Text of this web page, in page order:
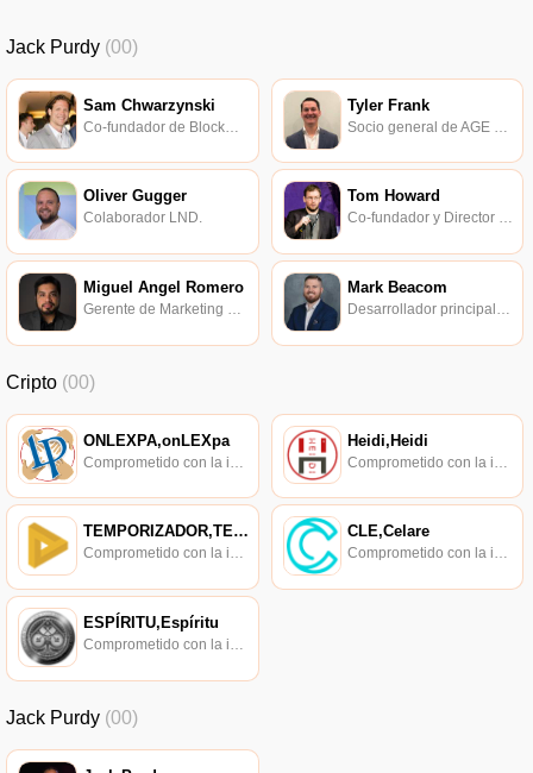
Jack Purdy (00)
Sam Chwarzynski
Co-fundador de Blockware Solutions.
Tyler Frank
Oliver Gugger
Colaborador LND.
Tom Howard
Co-fundador y Director de Estrategia de Mosendo, socio de Taureon.
Miguel Angel Romero
Gerente de Marketing de Kadena.
Mark Beacom
Desarrollador principal de Gitcoin.
Cripto (00)
ONLEXPA,onLEXpa Heidi,Heidi
TEMPORIZADOR,TEMPORIZADOR
Comprometido con la investigación de políticas en los campos de las nuevas finanzas, las finanzas internacionales y los mercados financieros.
CLE,Celare
Comprometido con la investigación de políticas en los campos de las nuevas finanzas, las finanzas internacionales y los mercados financieros.
ESPÍRITU,Espíritu
Comprometido con la investigación de políticas en los campos de las nuevas finanzas, las finanzas internacionales y los mercados financieros.
Jack Purdy (00)